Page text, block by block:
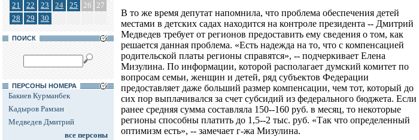
21
22 23 24 25 26 27
28
29 30
ПОИСК
ПЕРСОНЫ НОМЕРА
Бакиев Курманбек
Кадыров Рамзан
Медведев Дмитрий
все персоны
В то же время депутат напомнила, что проблема обеспечения детей
местами в детских садах находится на контроле президента -- Дмитрий
Медведев требует от регионов предоставить ему сведения о том, как
решается данная проблема. «Есть надежда на то, что с компенсацией
родительской платы регионы справятся», -- подчеркивает Елена
Мизулина. По информации, которой располагает думский комитет по
вопросам семьи, женщин и детей, ряд субъектов Федерации
предоставляет даже больший размер компенсации, чем тот, который до
сих пор выплачивался за счет субсидий из федерального бюджета. Если
ранее средняя сумма составляла 150--160 руб. в месяц, то некоторые
регионы способны платить до 1,5--2 тыс. руб. «Так что определенный
оптимизм есть», -- замечает г-жа Мизулина.